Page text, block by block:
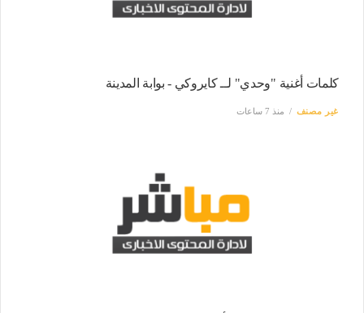
كلمات أغنية "وحدي" لــ كايروكي - بوابة المدينة
غير مصنف منذ 7 ساعات